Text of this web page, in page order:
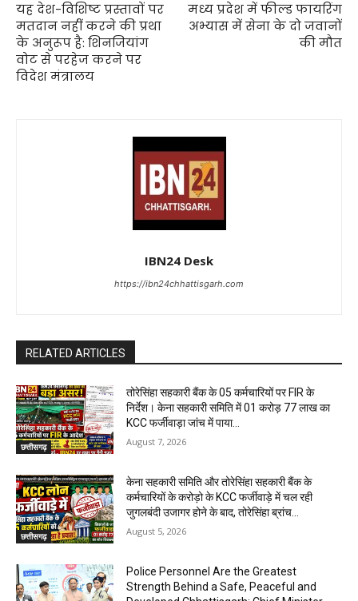
यह देश-विशिष्ट प्रस्तावों पर
मतदान नहीं करने की प्रथा
के अनुरूप है: शिनजियांग
वोट से परहेज करने पर
विदेश मंत्रालय
मध्य प्रदेश में फील्ड फायरिंग
अभ्यास में सेना के दो जवानों
की मौत
IBN24 Desk
https://ibn24chhattisgarh.com
RELATED ARTICLES
छत्तीसगढ़
तोरेसिंहा सहकारी बैंक के 05 कर्मचारियों पर FIR के
निर्देश। केना सहकारी समिति में 01 करोड़ 77 लाख का
KCC फर्जीवाड़ा जांच में पाया...
August 7, 2026
छत्तीसगढ़
केना सहकारी समिति और तोरेसिंहा सहकारी बैंक के
कर्मचारियों के करोड़ो के KCC फर्जीवाड़े में चल रही
जुगलबंदी उजागर होने के बाद, तोरेसिंहा ब्रांच...
August 5, 2026
Police Personnel Are the Greatest
Strength Behind a Safe, Peaceful and